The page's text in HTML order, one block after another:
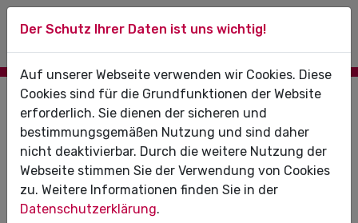
Hinweise zur Zulassung
Auf dieser Seite erhalten Sie wichtige Informationen
zur Zulassung zur vertragszahnärztlichen Tätigkeit
sowie zur Beschäftigung angestellter
Zahnärztinnen/Zahnärzte oder Assistenten in
Der Schutz Ihrer Daten ist uns wichtig!
Auf unserer Webseite verwenden wir Cookies. Diese
Cookies sind für die Grundfunktionen der Website
erforderlich. Sie dienen der sicheren und
bestimmungsgemäßen Nutzung und sind daher
nicht deaktivierbar. Durch die weitere Nutzung der
Webseite stimmen Sie der Verwendung von Cookies
zu. Weitere Informationen finden Sie in der
Datenschutzerklärung.